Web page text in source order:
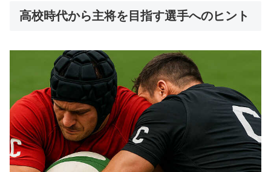
高校時代から主将を目指す選手へのヒント